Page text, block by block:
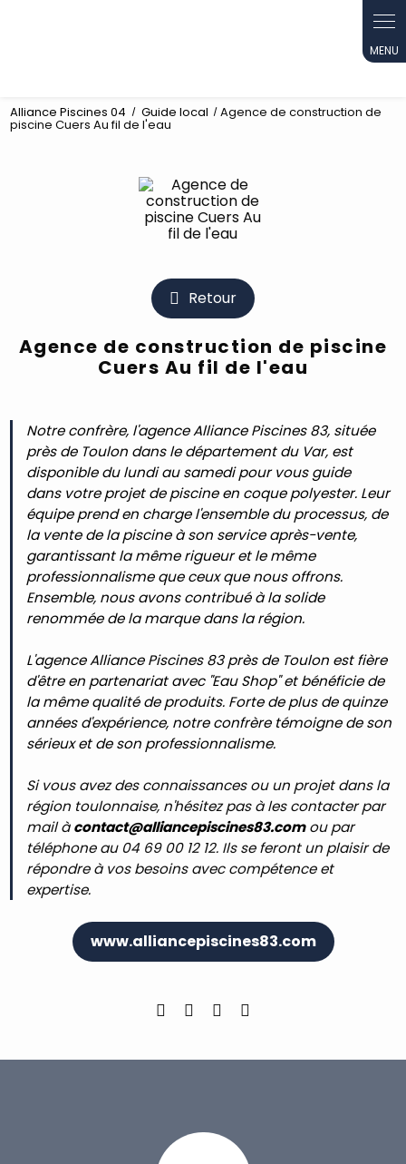
Alliance Piscines 04 Guide local Agence de construction de
piscine Cuers Au fil de l'eau
Retour
Agence de construction de piscine
Cuers Au fil de l'eau
Notre confrère, l'agence Alliance Piscines 83, située
près de Toulon dans le département du Var, est
disponible du lundi au samedi pour vous guide
dans votre projet de piscine en coque polyester. Leur
équipe prend en charge l'ensemble du processus, de
la vente de la piscine à son service après-vente,
garantissant la même rigueur et le même
professionnalisme que ceux que nous offrons.
Ensemble, nous avons contribué à la solide
renommée de la marque dans la région.
L'agence Alliance Piscines 83 près de Toulon est fière
d'être en partenariat avec "Eau Shop" et bénéficie de
la même qualité de produits. Forte de plus de quinze
années d'expérience, notre confrère témoigne de son
sérieux et de son professionnalisme.
Si vous avez des connaissances ou un projet dans la
région toulonnaise, n'hésitez pas à les contacter par
mail àcontact@alliancepiscines83.comou par
téléphone au 04 69 00 12 12. Ils se feront un plaisir de
répondre à vos besoins avec compétence et
expertise.
www.alliancepiscines83.com